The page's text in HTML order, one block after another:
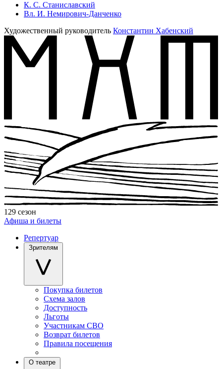
К. С. Станиславский
Вл. И. Немирович-Данченко
Художественный руководитель Константин Хабенский
129 сезон
Афиша и билеты
Репертуар
Зрителям
Покупка билетов
Схема залов
Доступность
Льготы
Участникам СВО
Возврат билетов
Правила посещения
О театре